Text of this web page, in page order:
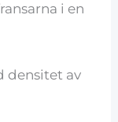
i en
densitet av